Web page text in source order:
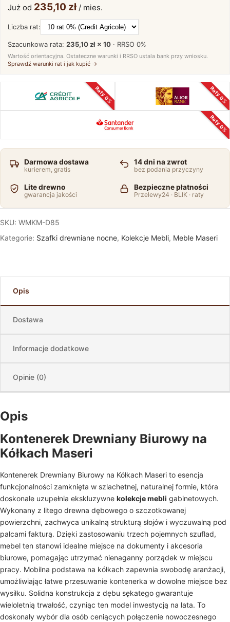
Już od 235,10 zł/ mies.
Liczba rat:
Szacunkowa rata: 235,10 zł × 10 · RRSO 0%
Wartość orientacyjna. Ostateczne warunki i RRSO ustala bank przy wniosku.
Sprawdź warunki rat i jak kupić →
Raty 0%
Raty 0%
Raty 0%
Darmowa dostawa
kurierem, gratis
14 dni na zwrot
bez podania przyczyny
Lite drewno
gwarancja jakości
Bezpieczne płatności
Przelewy24 · BLIK · raty
SKU: WMKM-D85
Kategorie: Szafki drewniane nocne, Kolekcje Mebli, Meble Maseri
Opis
Dostawa
Informacje dodatkowe
Opinie (0)
Opis
Kontenerek Drewniany Biurowy na
Kółkach Maseri
Kontenerek Drewniany Biurowy na Kółkach Maseri to esencja
funkcjonalności zamknięta w szlachetnej, naturalnej formie, która
doskonale uzupełnia ekskluzywne kolekcje mebli gabinetowych.
Wykonany z litego drewna dębowego o szczotkowanej
powierzchni, zachwyca unikalną strukturą słojów i wyczuwalną pod
palcami fakturą. Dzięki zastosowaniu trzech pojemnych szuflad,
mebel ten stanowi idealne miejsce na dokumenty i akcesoria
biurowe, pomagając utrzymać nienaganny porządek w miejscu
pracy. Mobilna podstawa na kółkach zapewnia swobodę aranżacji,
umożliwiając łatwe przesuwanie kontenerka w dowolne miejsce bez
wysiłku. Solidna konstrukcja z dębu sękatego gwarantuje
wieloletnią trwałość, czyniąc ten model inwestycją na lata. To
doskonały wybór dla osób ceniących połączenie nowoczesnego